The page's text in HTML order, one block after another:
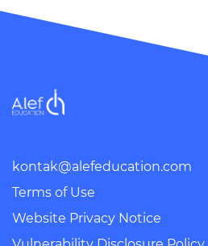
kontak@alefeducation.com
Terms of Use
Website Privacy Notice